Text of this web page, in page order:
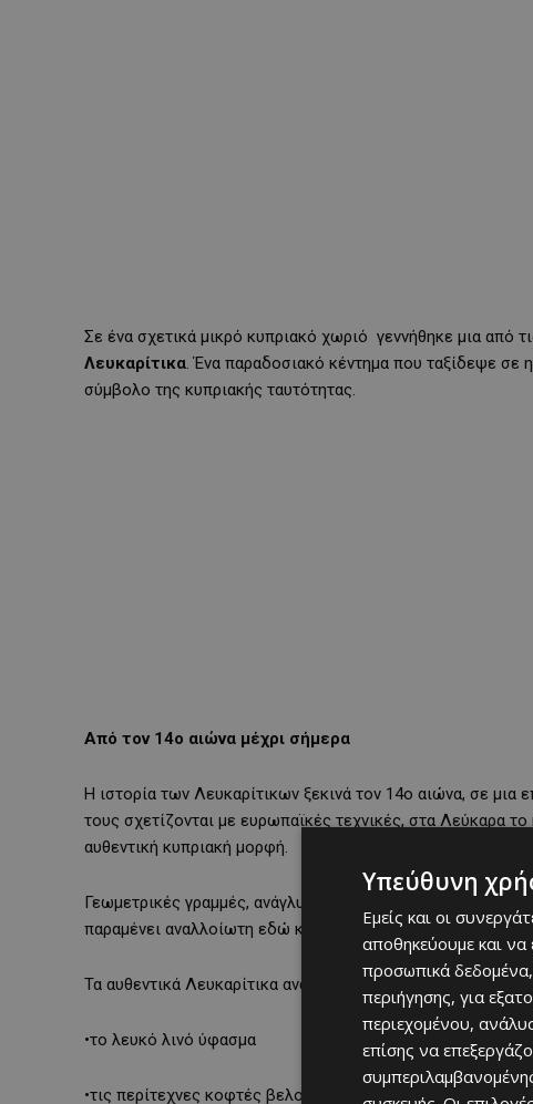
Σε ένα σχετικά μικρό κυπριακό χωριό γεννήθηκε μια από
Λευκαρίτικα. Ένα παραδοσιακό κέντημα που ταξίδεψε σε
σύμβολο της κυπριακής ταυτότητας.
Από τον 14ο αιώνα μέχρι σήμερα
Η ιστορία των Λευκαρίτικων ξεκινά τον 14ο αιώνα, σε
τους σχετίζονται με ευρωπαϊκές τεχνικές, στα Λεύκαρα
αυθεντική κυπριακή μορφή.
Γεωμετρικές γραμμές, ανάγλυφα σχέδια και συμμετρικά
παραμένει αναλλοίωτη εδώ και αιώνες.
Τα αυθεντικά Λευκαρίτικα αναγνωρίζονται εύκολα από:
•το λευκό λινό ύφασμα
•τις περίτεχνες κοφτές βελονιές
Υπεύθυνη
Εμείς και οι
αποθηκεύουμε και
προσωπικά
περιήγησης, για
περιεχομένου,
επίσης να